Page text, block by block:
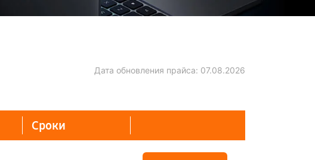
Дата обновления прайса: 07.08.2026
Сроки